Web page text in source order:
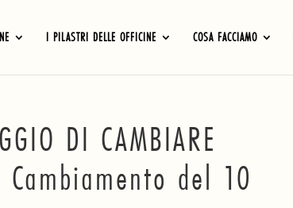
I PILASTRI DELLE OFFICINE COSA FACCIAMO
DI CAMBIARE
del 10